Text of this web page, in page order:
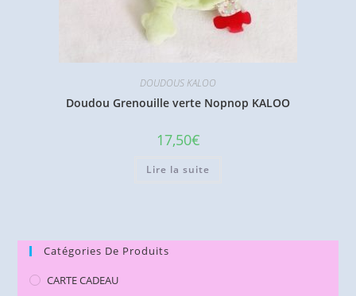
DOUDOUS KALOO
Doudou Grenouille verte Nopnop KALOO
17,50€
Lire la suite
Catégories De Produits
CARTE CADEAU